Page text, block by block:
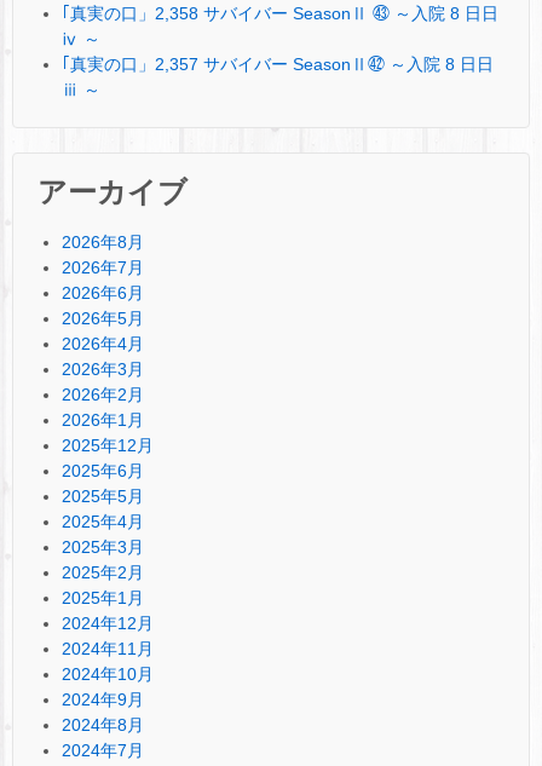
｢真実の口」2,358 サバイバー SeasonⅡ ㊸ ～入院 8 日日
ⅳ ～
｢真実の口」2,357 サバイバー SeasonⅡ㊷ ～入院 8 日日
ⅲ ～
アーカイブ
2026年8月
2026年7月
2026年6月
2026年5月
2026年4月
2026年3月
2026年2月
2026年1月
2025年12月
2025年6月
2025年5月
2025年4月
2025年3月
2025年2月
2025年1月
2024年12月
2024年11月
2024年10月
2024年9月
2024年8月
2024年7月